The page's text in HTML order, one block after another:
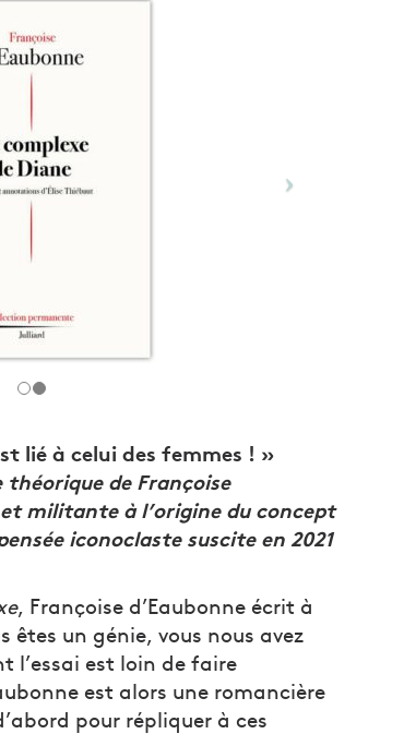
lié à celui des femmes ! »
de Françoise
militante à l’origine du concept
iconoclaste suscite en 2021
, Françoise d’Eaubonne écrit à
êtes un génie, vous nous avez
l’essai est loin de faire
est alors une romancière
pour répliquer à ces